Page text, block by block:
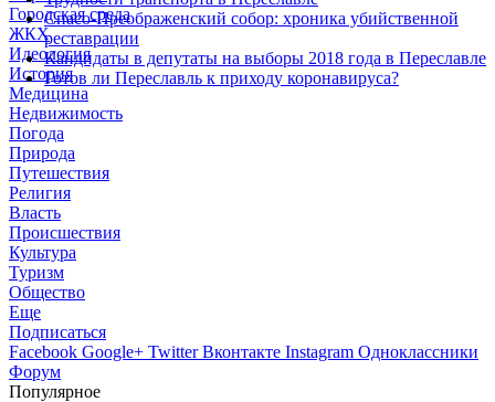
Городская среда
ЖКХ
Идеология
История
Медицина
Недвижимость
Погода
Природа
Путешествия
Религия
Власть
Происшествия
Культура
Туризм
Общество
Еще
Подписаться
Facebook Google+ TwitterВконтакте Instagram Одноклассники
Форум
Популярное
Спасо-Преображенский собор: хроника убийственной
реставрации
Кандидаты в депутаты на выборы 2018 года в Переславле
Готов ли Переславль к приходу коронавируса?